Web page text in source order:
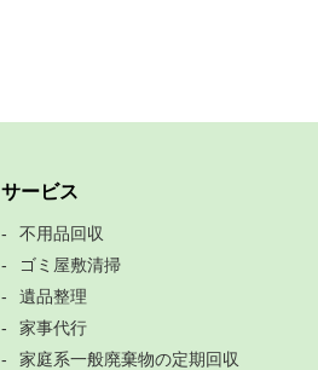
サービス
不用品回収
ゴミ屋敷清掃
遺品整理
家事代行
家庭系一般廃棄物の定期回収